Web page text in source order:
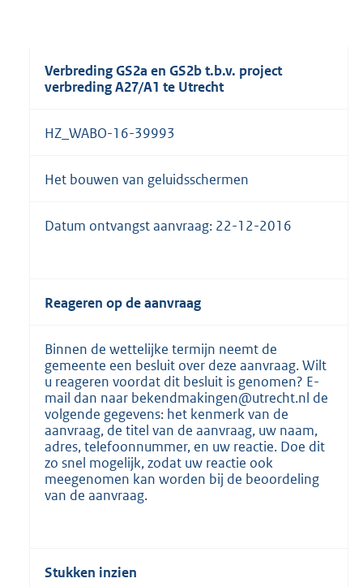
b
Verbreding GS2a en GS2b t.b.v. project
verbreding A27/A1 te Utrecht
HZ_WABO-16-39993
Het bouwen van geluidsschermen
Datum ontvangst aanvraag: 22-12-2016
Reageren op de aanvraag
Binnen de wettelijke termijn neemt de
gemeente een besluit over deze aanvraag. Wilt
u reageren voordat dit besluit is genomen? E-
mail dan naar bekendmakingen@utrecht.nl de
volgende gegevens: het kenmerk van de
aanvraag, de titel van de aanvraag, uw naam,
adres, telefoonnummer, en uw reactie. Doe dit
zo snel mogelijk, zodat uw reactie ook
meegenomen kan worden bij de beoordeling
van de aanvraag.
Stukken inzien